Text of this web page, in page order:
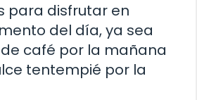
para disfrutar en
del día, ya sea
café por la mañana
tentempié por la